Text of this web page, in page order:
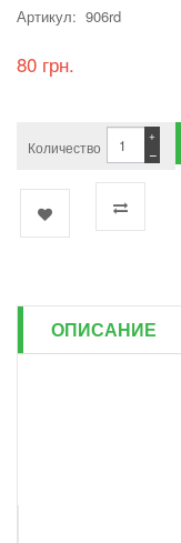
Артикул: 906rd
80 грн.
Количество −
+
ОПИСАНИЕ